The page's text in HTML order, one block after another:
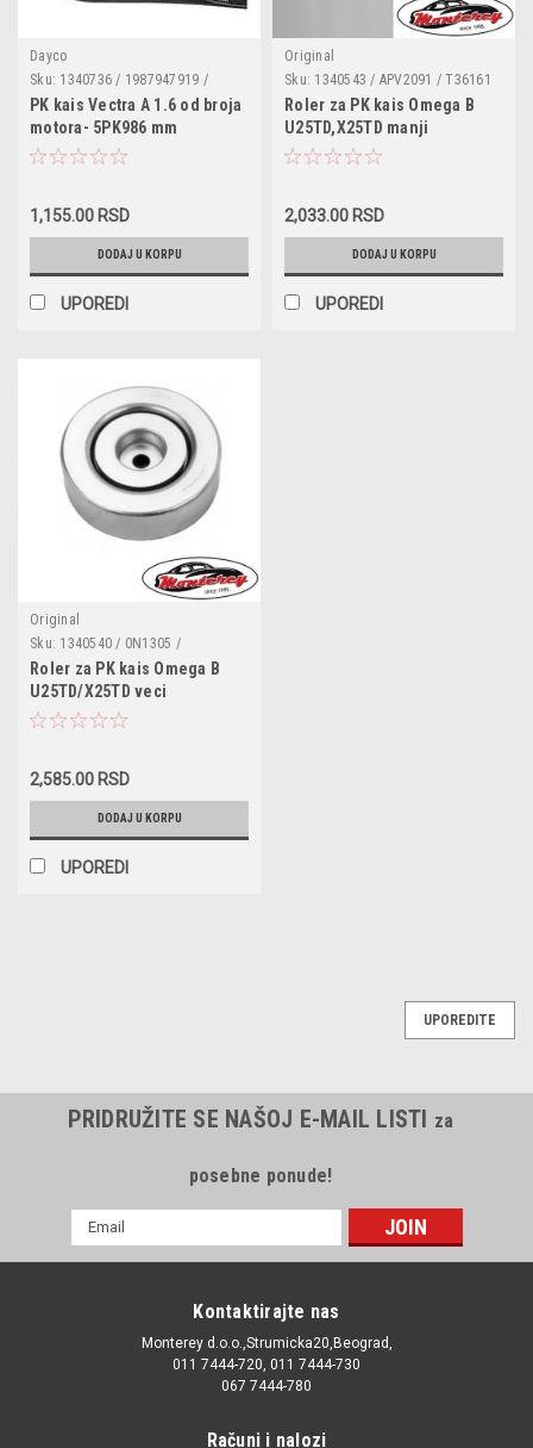
Dayco
Sku: 1340736 / 1987947919 /
MVB985R5 / 195510510305 /
71719007 / 7604445 / 7640257 /
11281736759 / 11281736988 /
11287833266 / JE7415908 /
PK kais Vectra A 1.6 od broja
motora- 5PK986 mm
1,155.00 RSD
DODAJ U KORPU
UPOREDI
Original
Sku: 1340543 / APV2091 / T36161
/ 11282243592 / 11282244754 /
2243592 / 2244754 / 1340539 /
905092273 / 90511627 / 90509273
Roler za PK kais Omega B
U25TD,X25TD manji
2,033.00 RSD
DODAJ U KORPU
UPOREDI
Original
Sku: 1340540 / 0N1305 /
1418300909 / 11282245166 /
90509282
Roler za PK kais Omega B
U25TD/X25TD veci
2,585.00 RSD
DODAJ U KORPU
UPOREDI
UPOREDITE
PRIDRUŽITE SE NAŠOJ E-MAIL LISTI za
posebne ponude!
mail
Kontaktirajte nas
Monterey d.o.o.,Strumicka20,Beograd,
011 7444-720, 011 7444-730
067 7444-780
Računi i nalozi